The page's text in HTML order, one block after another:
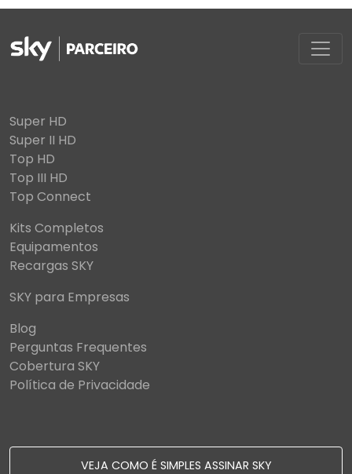
Super HD
Super II HD
Top HD
Top III HD
Top Connect
Kits Completos
Equipamentos
Recargas SKY
SKY para Empresas
Blog
Perguntas Frequentes
Cobertura SKY
Política de Privacidade
VEJA COMO É SIMPLES ASSINAR SKY